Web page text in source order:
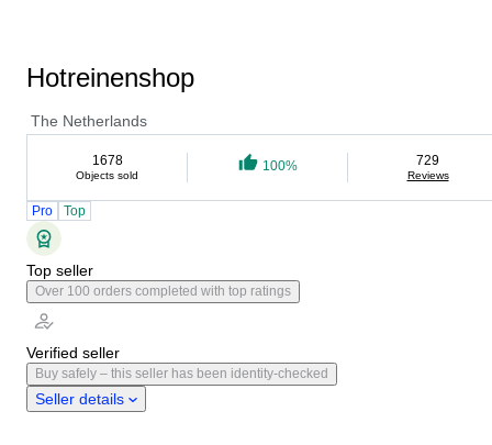
Hotreinenshop
The Netherlands
1678
Objects sold
100% 729
Reviews
Pro Top
Top seller
Over 100 orders completed with top ratings
Verified seller
Buy safely – this seller has been identity-checked
Seller details